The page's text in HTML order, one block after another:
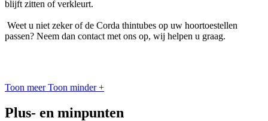
blijft zitten of verkleurt.
Weet u niet zeker of de Corda thintubes op uw hoortoestellen
passen? Neem dan contact met ons op, wij helpen u graag.
Toon meer Toon minder +
Plus- en minpunten